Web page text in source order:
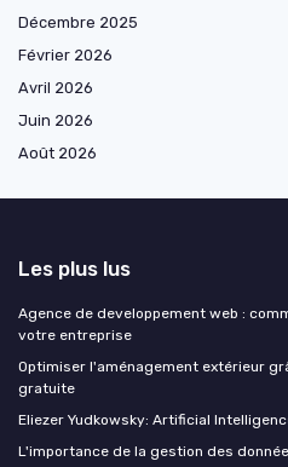
Décembre 2025
Février 2026
Avril 2026
Juin 2026
Août 2026
Les plus lus
Agence de developpement web :
votre entreprise
Optimiser l'aménagement extérieur
gratuite
Eliezer Yudkowsky: Artificial
L'importance de la gestion des